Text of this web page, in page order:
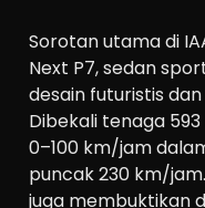
Sorotan utama di
Next P7, sedan
desain futuristis
Dibekali tenaga
0–100 km/jam
puncak 230 km/
juga membuktikan